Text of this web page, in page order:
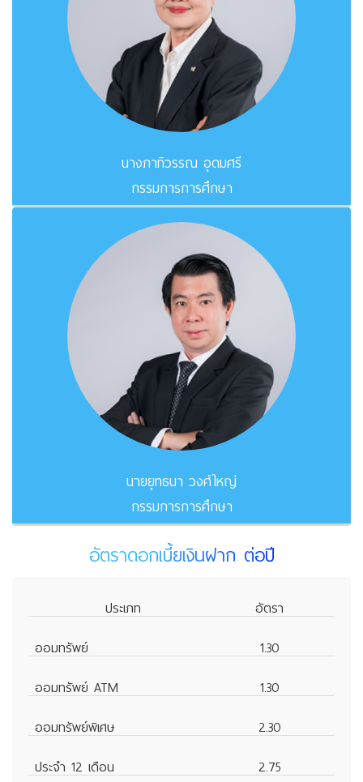
นางภาทิวรรณ อุดมศรี
กรรมการการศึกษา
นายยุทธนา วงศ์ใหญ่
กรรมการการศึกษา
อัตราดอกเบี้ยเงินฝาก ต่อปี
ประเภท
อัตรา
ออมทรัพย์
1.30
ออมทรัพย์ ATM
1.30
ออมทรัพย์พิเศษ
2.30
ประจำ 12 เดือน
2.75